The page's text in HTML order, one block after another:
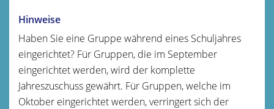
Hinweise
Haben Sie eine Gruppe während eines Schuljahres
eingerichtet? Für Gruppen, die im September
eingerichtet werden, wird der komplette
Jahreszuschuss gewährt. Für Gruppen, welche im
Oktober eingerichtet werden, verringert sich der